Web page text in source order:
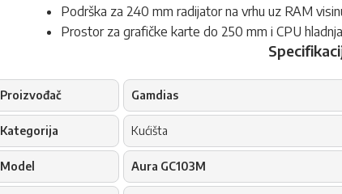
Podrška za 240 mm radijator na vrhu uz RAM
Prostor za grafičke karte do 250 mm i CPU
Proizvođač Gamdias
Kategorija Kućišta
Model Aura GC103M